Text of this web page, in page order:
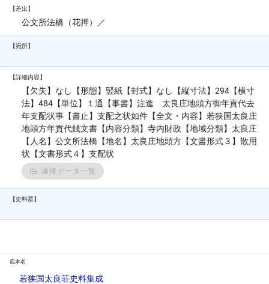
【差出】
公文所法橋（花押）／
【宛所】
【詳細内容】
【欠失】なし【形態】竪紙【封式】なし【縦寸法】294【横寸
法】484【単位】１通【事書】注進 太良庄地頭方御年貢代去
年支配状事【書止】支配之状如件【全文・内容】若狭国太良庄
地頭方年貢代銭文書【内容分類】寺内財政【地域分類】太良庄
【人名】公文所法橋【地名】太良庄地頭方【文書形式３】散用
状【文書形式４】支配状
連接データ一覧
【史料群】
底本名
若狭国太良荘史料集成